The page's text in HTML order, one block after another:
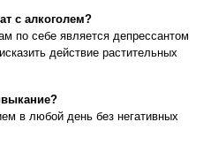
с алкоголем?
по себе является депрессантом
действие растительных
в любой день без негативных